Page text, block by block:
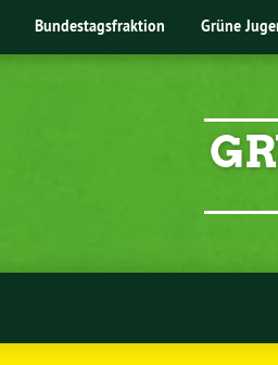
Bundestagsfraktion Grüne